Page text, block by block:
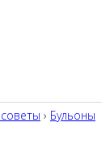
› Бульоны